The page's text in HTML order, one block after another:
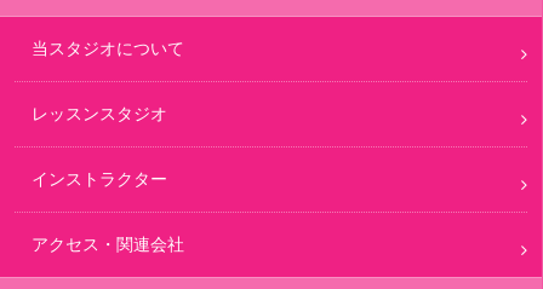
当スタジオについて
レッスンスタジオ
インストラクター
アクセス・関連会社